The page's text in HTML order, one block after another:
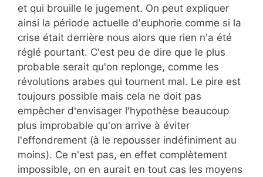
et qui brouille le jugement. On peut expliquer
ainsi la période actuelle d'euphorie comme si la
crise était derrière nous alors que rien n'a été
réglé pourtant. C'est peu de dire que le plus
probable serait qu'on replonge, comme les
révolutions arabes qui tournent mal. Le pire est
toujours possible mais cela ne doit pas
empêcher d'envisager l'hypothèse beaucoup
plus improbable qu'on arrive à éviter
l'effondrement (à le repousser indéfiniment au
moins). Ce n'est pas, en effet complètement
impossible, on en aurait en tout cas les moyens